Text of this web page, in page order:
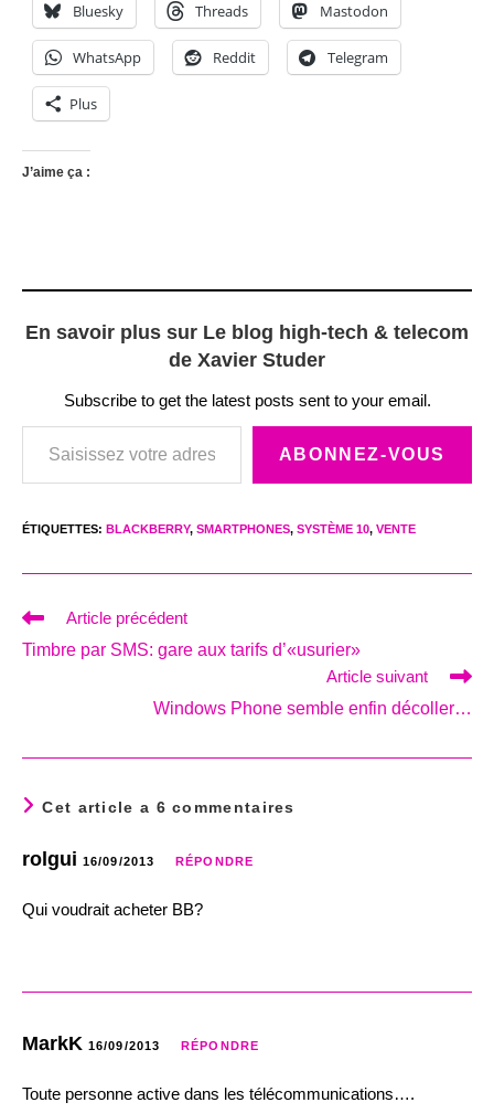
Bluesky Threads Mastodon
WhatsApp Reddit Telegram
Plus
J’aime ça :
En savoir plus sur Le blog high-tech & telecom
de Xavier Studer
Subscribe to get the latest posts sent to your email.
Saisissez votre adresse e-mail…
ABONNEZ-VOUS
ÉTIQUETTES: BLACKBERRY, SMARTPHONES, SYSTÈME 10, VENTE
Read
articles
Article précédent
Timbre par SMS: gare aux tarifs d’«usurier»
Article suivant
Windows Phone semble enfin décoller…
Cet article a 6 commentaires
rolgui 16/09/2013 RÉPONDRE
Qui voudrait acheter BB?
MarkK 16/09/2013 RÉPONDRE
Toute personne active dans les télécommunications….